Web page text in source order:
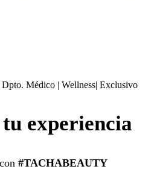
Dpto. Médico | Wellness| Exclusivo
experiencia
#TACHABEAUTY